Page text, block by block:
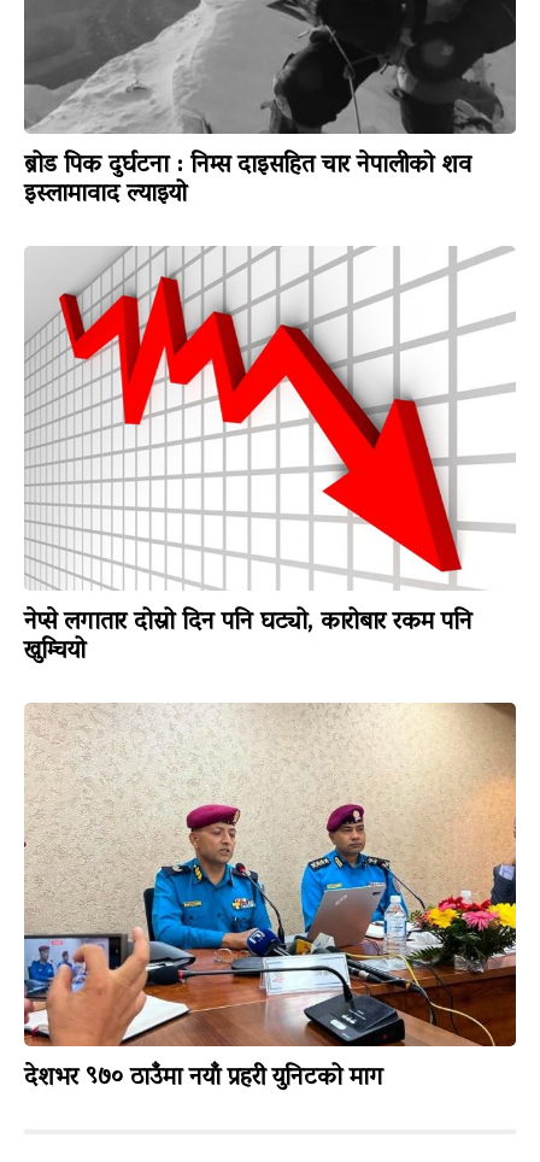
ब्रोड पिक दुर्घटना : निम्स दाइसहित चार नेपालीको शव
इस्लामावाद ल्याइयो
नेप्से लगातार दोस्रो दिन पनि घट्यो, कारोबार रकम पनि
खुम्चियो
देशभर ९७० ठाउँमा नयाँ प्रहरी युनिटको माग